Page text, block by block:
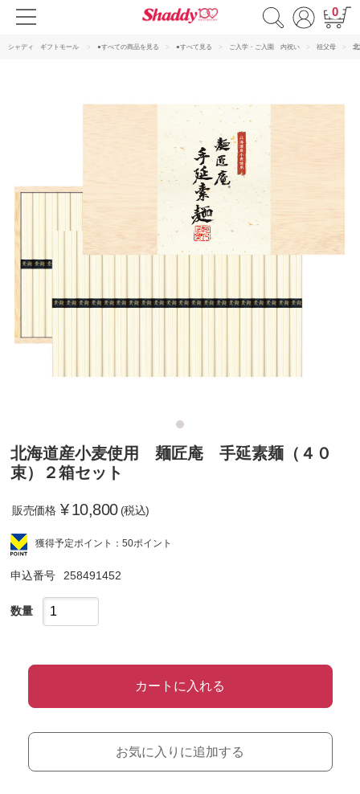
0
シャディ ギフトモール ●すべての商品を見る ●すべて見る ご入学・ご入園 内祝い 祖父母
北海道産小麦使用 麺匠庵 手延素麺（４０
束）２箱セット
販売価格 ¥10,800 (税込)
獲得予定ポイント：50ポイント
申込番号 258491452
数量
カートに入れる
お気に入りに追加する